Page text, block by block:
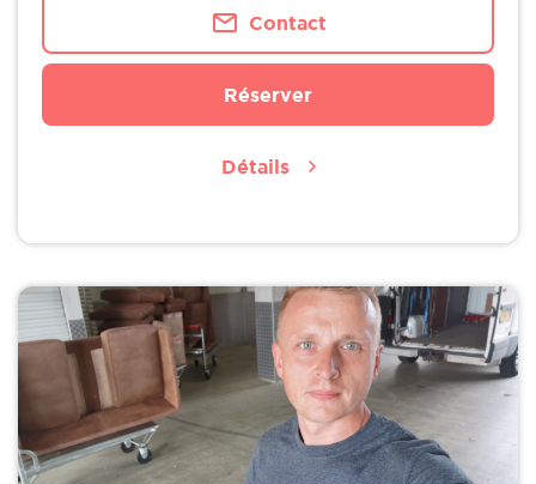
Contact
Réserver
Détails